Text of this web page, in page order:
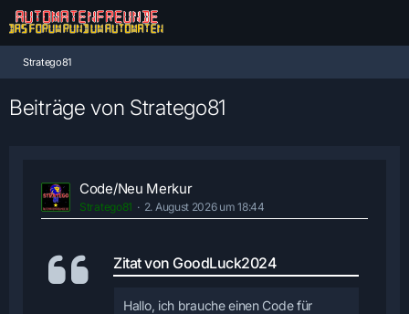
Stratego81
Beiträge von Stratego81
Code/Neu Merkur
Stratego81 2. August 2026 um 18:44
Zitat von GoodLuck2024
Hallo, ich brauche einen Code für